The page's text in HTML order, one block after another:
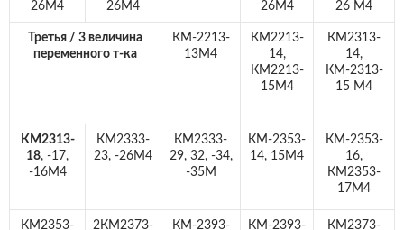
26М4
26М4
26М4
26 М4
Третья / 3 величина
переменного т-ка
КМ-2213-
13М4
КМ2213-
14,
КМ2213-
15М4
КМ2313-
14,
КМ-2313-
15 М4
КМ2313-
18, -17,
-16М4
КМ2333-
23, -26М4
КМ2333-
29, 32, -34,
-35М
КМ-2353-
14, 15М4
КМ-2353-
16,
КМ2353-
17М4
КМ2353-
2КМ2373-
КМ-2393-
КМ-2393-
КМ2373-